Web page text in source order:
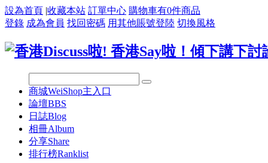
設為首頁 |收藏本站 訂單中心 購物車有0件商品
登錄 成為會員 找回密碼 用其他賬號登陸 切換風格
商城WeiShop主入口
論壇BBS
日誌Blog
相冊Album
分享Share
排行榜Ranklist